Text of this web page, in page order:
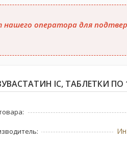
оператора для
IC, ТАБЛЕТКИ ПО